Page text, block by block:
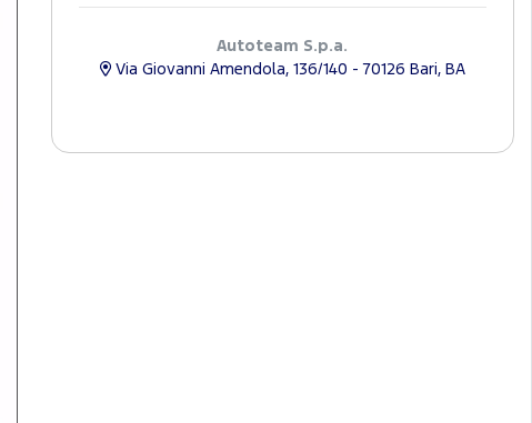
Autoteam S.p.a.
Via Giovanni Amendola, 136/140 - 70126 Bari, BA